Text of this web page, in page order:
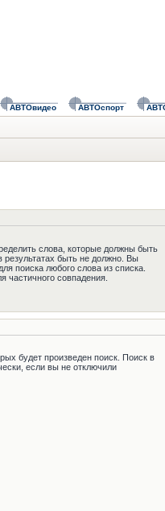
АВТОвидео АВТОспорт
слова, которые должны быть
результатах быть не должно. Вы
для поиска любого слова из списка.
частичного совпадения.
будет произведен поиск. Поиск в
если вы не отключили